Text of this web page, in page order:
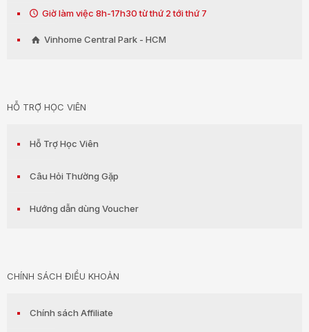
Giờ làm việc 8h-17h30 từ thứ 2 tới thứ 7
Vinhome Central Park - HCM
HỖ TRỢ HỌC VIÊN
Hỗ Trợ Học Viên
Câu Hỏi Thường Gặp
Hướng dẫn dùng Voucher
CHÍNH SÁCH ĐIỀU KHOẢN
Chính sách Affiliate